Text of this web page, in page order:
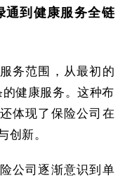
到健康服务全链
务范围，从最初的
健康服务。这种布
体现了保险公司在
新。
公司逐渐意识到单